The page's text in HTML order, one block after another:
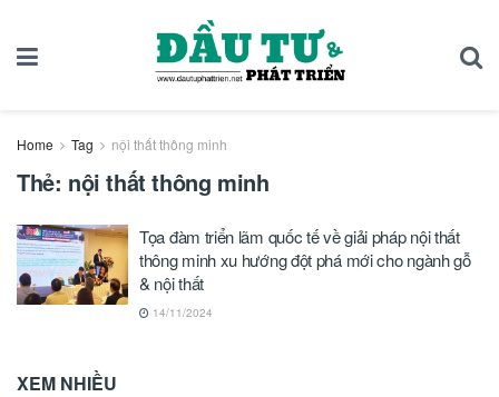
Home Tag nội thất thông minh
Thẻ: nội thất thông minh
Tọa đàm triển lãm quốc tế về giải pháp nội thất
thông minh xu hướng đột phá mới cho ngành gỗ
& nội thất
14/11/2024
XEM NHIỀU